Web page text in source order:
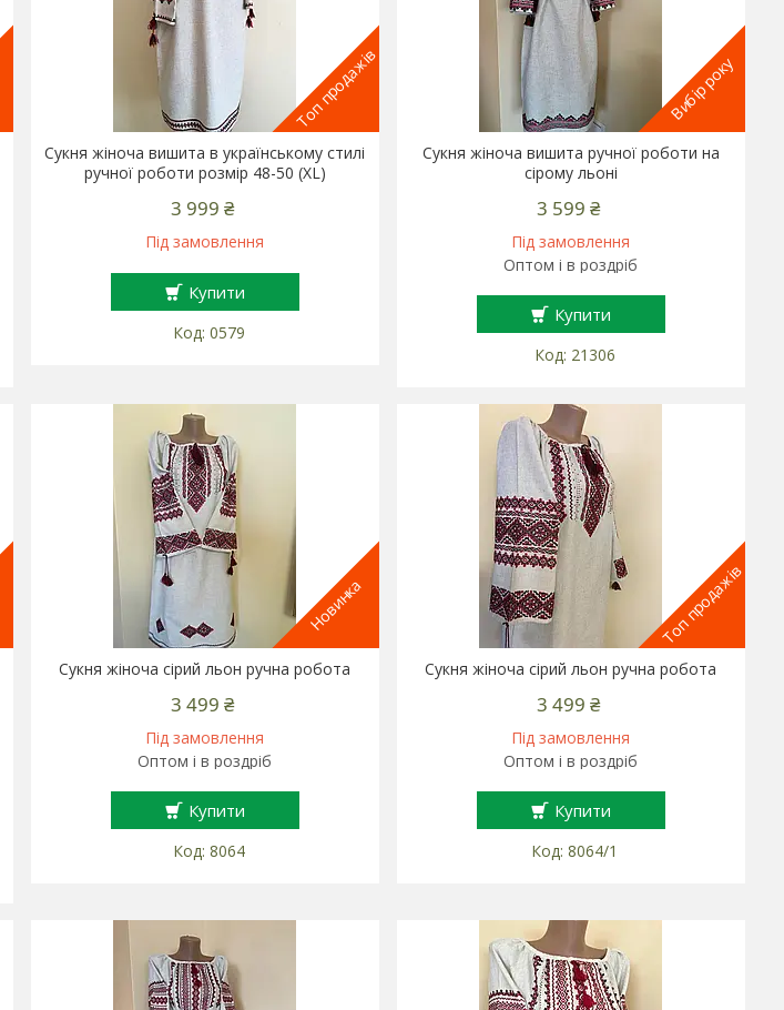
Топ продажів
Сукня жіноча вишита в українському стилі
ручної роботи розмір 48-50 (XL)
3 999 ₴
Під замовлення
Купити
0579
Вибір року
Сукня жіноча вишита ручної роботи на
сірому льоні
3 599 ₴
Під замовлення
Оптом і в роздріб
Купити
21306
Новинка
Сукня жіноча сірий льон ручна робота
3 499 ₴
Під замовлення
Оптом і в роздріб
Купити
8064
Топ продажів
Сукня жіноча сірий льон ручна робота
3 499 ₴
Під замовлення
Оптом і в роздріб
Купити
8064/1